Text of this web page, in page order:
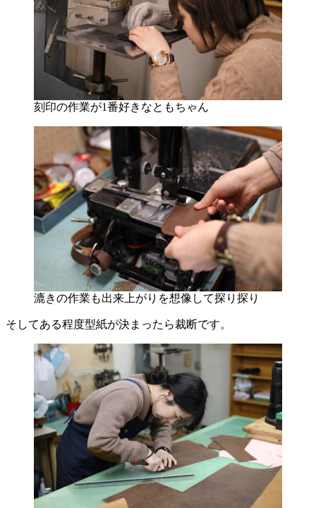
刻印の作業が1番好きなともちゃん
漉きの作業も出来上がりを想像して探り探り
そしてある程度型紙が決まったら裁断です。